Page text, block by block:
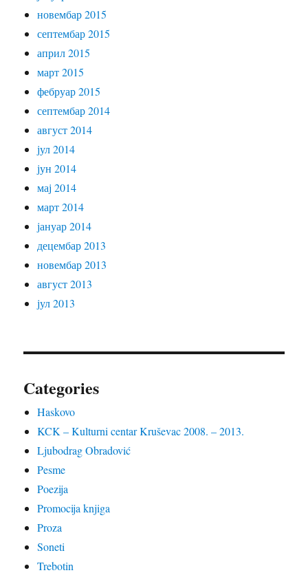
новембар 2015
септембар 2015
април 2015
март 2015
фебруар 2015
септембар 2014
август 2014
јул 2014
јун 2014
мај 2014
март 2014
јануар 2014
децембар 2013
новембар 2013
август 2013
јул 2013
Categories
Haskovo
KCK – Kulturni centar Kruševac 2008. – 2013.
Ljubodrag Obradović
Pesme
Poezija
Promocija knjiga
Proza
Soneti
Trebotin